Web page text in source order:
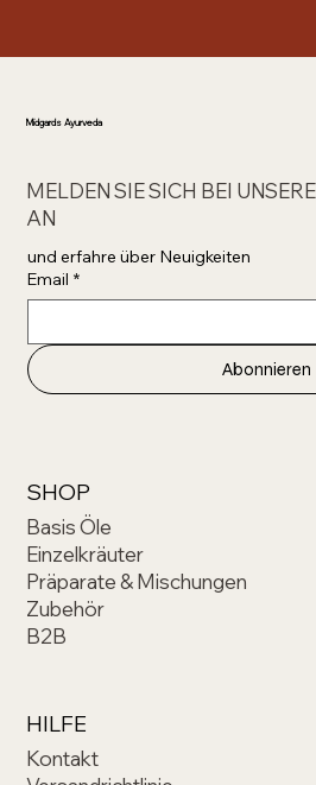
HILFE
Kontakt
SHOP
Basis Öle
Einzelkräuter
Präparate & Mischungen
Zubehör
B2B
Midgards Ayurveda
MELDEN SIE SICH BEI
AN
Email *
Abonnieren